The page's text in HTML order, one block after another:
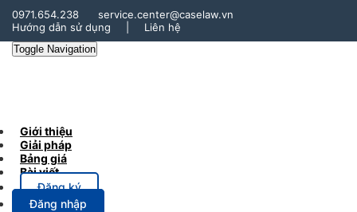
0971.654.238
service.center@caselaw.vn
Hướng dẫn sử dụng
Liên hệ
Toggle Navigation
Giới thiệu
Giải pháp
Bảng giá
Bài viết
Đăng ký
Đăng nhập